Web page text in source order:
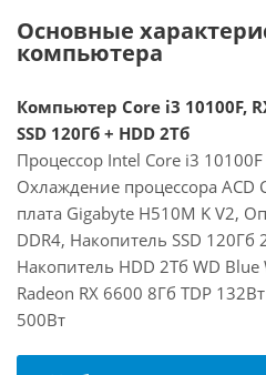
Основные
компьютера
Компьютер Core i3 10100F,
SSD 120Гб + HDD 2Тб
Процессор Intel Core i3
Охлаждение процессора ACD
плата Gigabyte H510M K V2,
DDR4, Накопитель SSD 120Гб
Накопитель HDD 2Тб WD Blue
Radeon RX 6600 8Гб TDP
500Вт